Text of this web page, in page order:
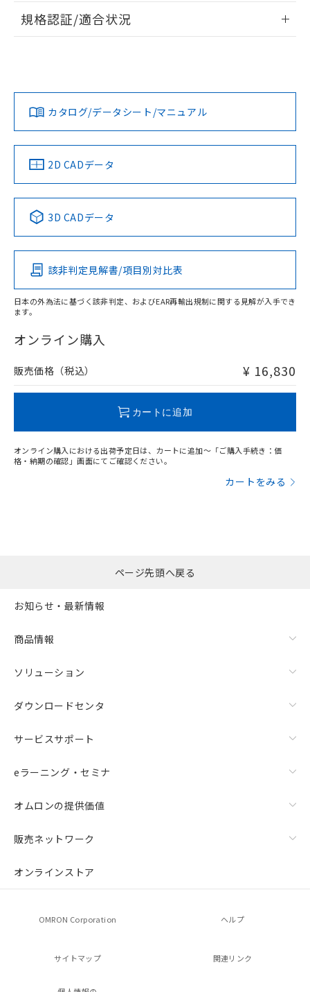
タイムチャート
A: 100mm以上、B: 70mm以上
上、n: 45mm以上
検出領域
ログイン/会員登録
ダウンロードデータをご利用いただく前に、以下を必ずお読
みください。
ソフトウェアの使用条件
EU RoHS 注意事項・凡例
対応済み
中国 RoHS 注意事項・凡例
Pb Hg Cd Cr(VI)
O
在庫等で未対応品が混在する可能性があります。
問い合わせください。
規格認証/適合状況
LR型式承認
（イギリス
船舶規格）
DNV型式承認
（ノルウェー
BV型式承認
（フランス
KR型式
（韓国
No No No No
この製品の規格認証/適合状況ページへ
その他の認証はこちらのページからご検索ください
カタログ/データシート/マニュアル
2D CADデータ
3D CADデータ
該非判定見解書/項目別対比表
日本の外為法に基づく該非判定、およびEAR再輸出規制に関する見解が入手でき
ます。
オンライン購入
販売価格（税込） ¥ 16,830
カートに追加
オンライン購入における出荷予定日は、カートに追加～「ご購入手続き：価
格・納期の確認」画面にてご確認ください。
カートをみる
ページ先頭へ戻る
お知らせ・最新情報
商品情報
ソリューション
ダウンロードセンタ
サービスサポート
eラーニング・セミナ
オムロンの提供価値
販売ネットワーク
オンラインストア
OMRON Corporation ヘルプ
サイトマップ 関連リンク